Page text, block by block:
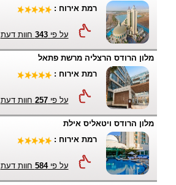
רמת אירוח :
על פי343 חוות דעת
מלון הרודס הרצליה מרשת פתאל
רמת אירוח :
על פי257 חוות דעת
מלון הרודס ויטאליס אילת
רמת אירוח :
על פי584 חוות דעת